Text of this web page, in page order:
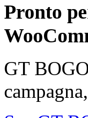
Pronto
GT